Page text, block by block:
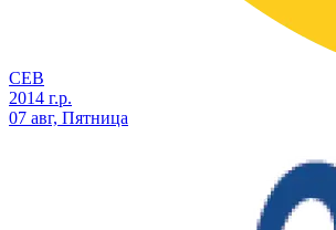
СЕВ
2014 г.р.
07 авг, Пятница